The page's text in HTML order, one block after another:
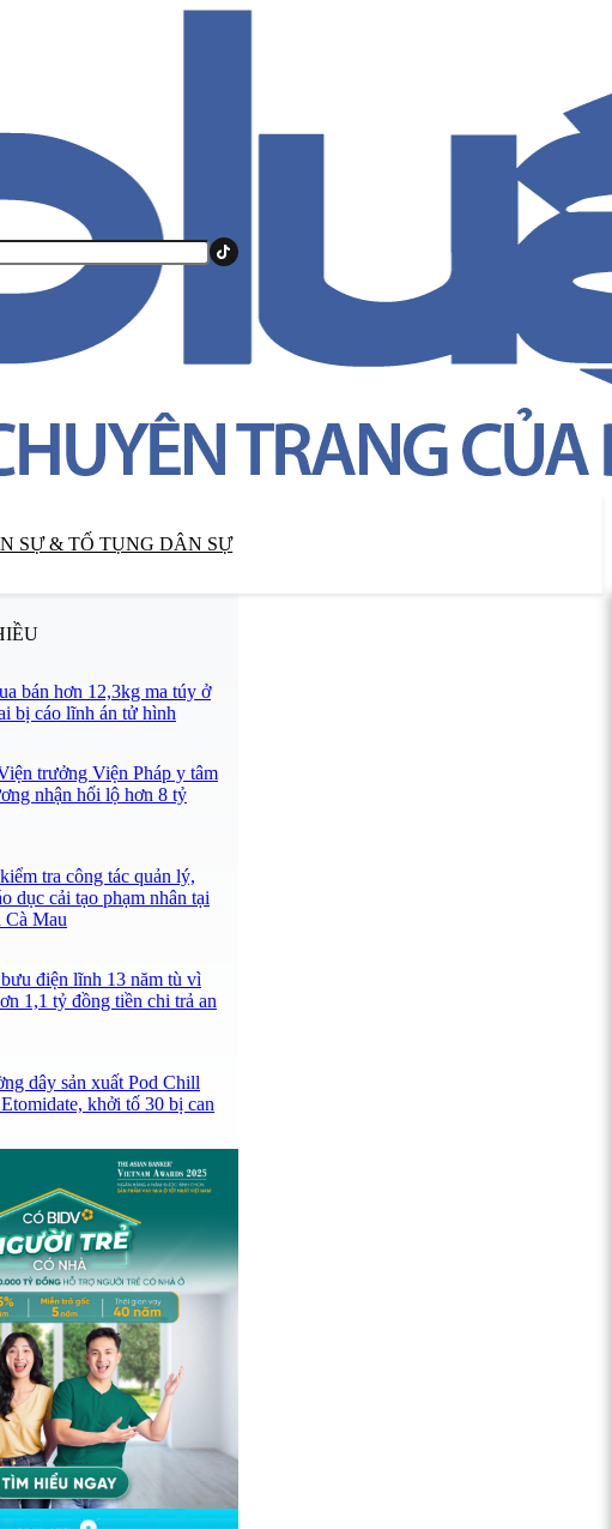
SỰ & TỐ TỤNG DÂN SỰ
bán hơn 12,3kg ma túy ở
bị cáo lĩnh án tử hình
trưởng Viện Pháp y tâm
nhận hối lộ hơn 8 tỷ
tra công tác quản lý,
dục cải tạo phạm nhân tại
Cà Mau
điện lĩnh 13 năm tù vì
1,1 tỷ đồng tiền chi trả an
dây sản xuất Pod Chill
khởi tố 30 bị can